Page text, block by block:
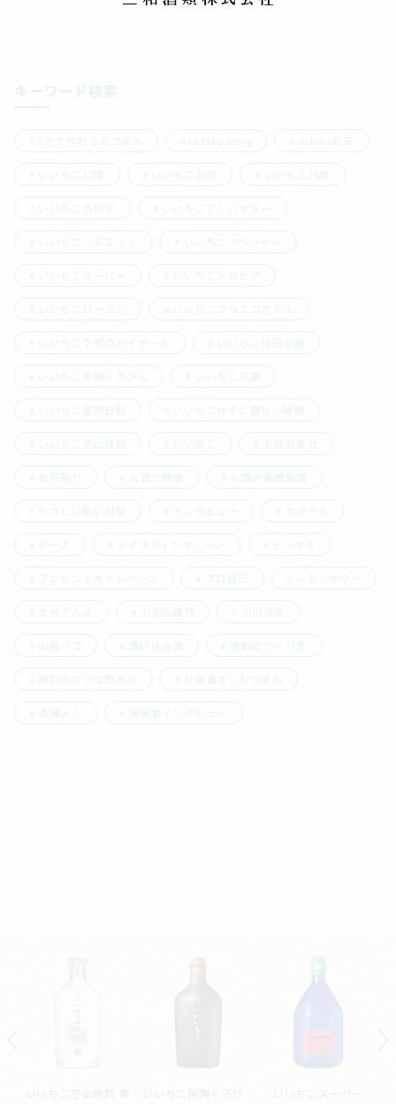
キーワード検索
5分で作れるおつまみ iichiko story iichiko彩天
いいちこ12度 いいちこ20度 いいちこ25度
いいちこの科学 いいちこアンバサダー
いいちこシルエット いいちこスペシャル
いいちこスーパー いいちこトリビア
いいちこパーソン いいちこフラスコボトル
いいちこ下町のハイボール いいちこ日田全麹
いいちこ民陶くろびん いいちこ深薫
いいちこ漫画日和 いいちこ片手に観たい映画
いいちこ空山独酌 いい茶こ お取り寄せ
お茶割り お酒と健康 お酒の基礎知識
やさしい酔い対談 インタビュー カクテル
チーズ テイスティングノート ビジネス
プレゼントキャンペーン プロ直伝 レモンサワー
大分グルメ 小宮山雄飛 小川貞夫
山脇リコ 漬け込み酒 焼酎のつくり方
焼酎のオツな飲み方 社員激オシおつまみ
酒場メシ 開発者インタビュー